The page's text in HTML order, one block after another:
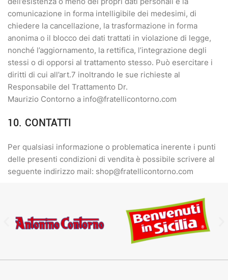
comunicazione in forma intelligibile dei medesimi, di
chiedere la cancellazione, la trasformazione in forma
anonima o il blocco dei dati trattati in violazione di legge,
nonché l’aggiornamento, la rettifica, l’integrazione degli
stessi o di opporsi al trattamento stesso. Può esercitare i
diritti di cui all’art.7 inoltrando le sue richieste al
Responsabile del Trattamento Dr.
Maurizio Contorno a info@fratellicontorno.com
10. CONTATTI
Per qualsiasi informazione o problematica inerente i punti
delle presenti condizioni di vendita è possibile scrivere al
seguente indirizzo mail: shop@fratellicontorno.com